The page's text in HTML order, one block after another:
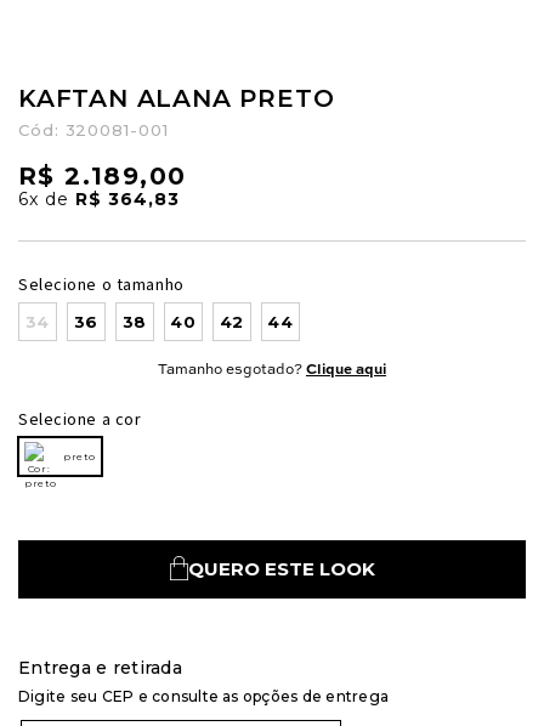
KAFTAN ALANA PRETO
Cód: 320081-001
R$ 2.189,00
6x de R$ 364,83
Nossa personal shopper
Selecione o tamanho que você deseja:
Selecione o tamanho
34 36 38 40 42 44
Tamanho esgotado? Clique aqui
Selecione a cor
preto
QUERO ESTE LOOK
Entrega e retirada
Digite seu CEP e consulte as opções de entrega